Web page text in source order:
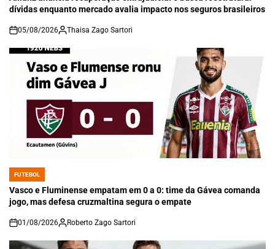
dívidas enquanto mercado avalia impacto nos seguros brasileiros
on
05/08/2026 Thaisa Zago Sartori
POSTED
IN
FUTEBOL
Vasco e Fluminense empatam em 0 a 0: time da Gávea comanda
jogo, mas defesa cruzmaltina segura o empate
on
01/08/2026 Roberto Zago Sartori